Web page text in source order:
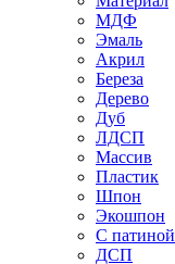
МДФ
Эмаль
Акрил
Береза
Дерево
Дуб
ЛДСП
Массив
Пластик
Шпон
Экошпон
С патиной
ДСП